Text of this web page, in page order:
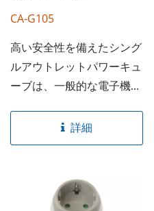
CA-G105
高い安全性を備えたシング
ルアウトレットパワーキュ
ーブは、一般的な電子機器
します。高衝撃性のハウジ
ングと高品質のコンポーネ
ソケットには、安全シャッ
ターが内蔵されており、子
詳細